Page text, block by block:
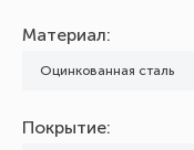
Материал:
Оцинкованная сталь
Покрытие: